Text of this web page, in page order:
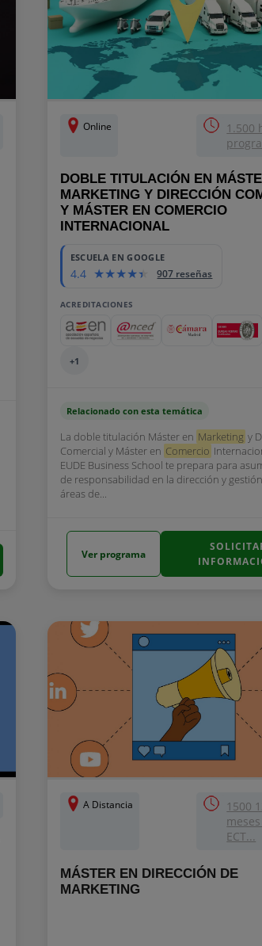
Online
1.500
DOBLE TITULACIÓN EN
MARKETING Y DIRECCIÓN
Y MÁSTER EN COMERCIO
INTERNACIONAL
ESCUELA EN GOOGLE
4.4 907 reseñas
ACREDITACIONES
+1
Relacionado con esta temática
La doble titulación Máster en Marketing y
Comercial y Máster en Comercio
EUDE Business School te prepara para
de responsabilidad en la dirección y
áreas de...
Ver programa
A Distancia
1500
ECT...
MÁSTER EN DIRECCIÓN DE
MARKETING